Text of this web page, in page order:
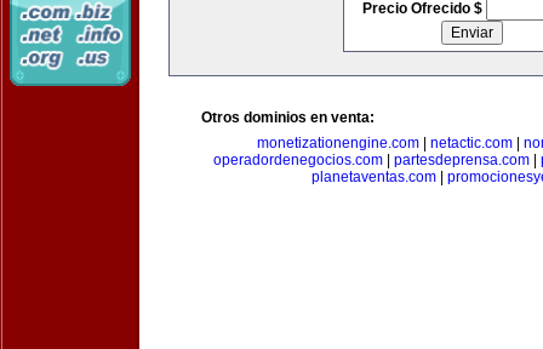
Precio Ofrecido $
Otros dominios en venta:
monetizationengine.com| netactic.com|
operadordenegocios.com
partesdeprensa.com
planetaventas.com